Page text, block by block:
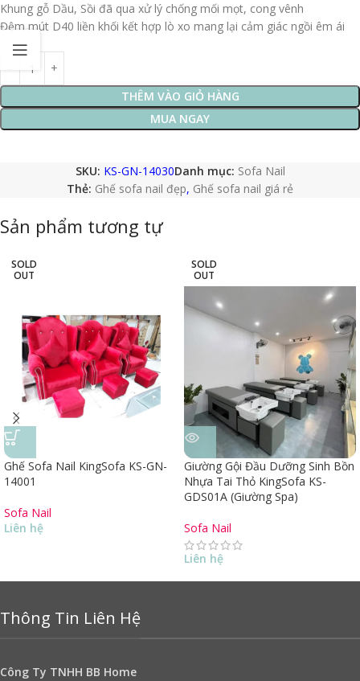
Khung gỗ Dầu, Sồi đã qua xử lý chống mối mọt, cong vênh
Đệm mút D40 liền khối kết hợp lò xo mang lại cảm giác ngồi êm ái
THÊM VÀO GIỎ HÀNG
MUA NGAY
SKU: KS-GN-14030Danh mục: Sofa Nail
Thẻ: Ghế sofa nail đẹp, Ghế sofa nail giá rẻ
Sản phẩm tương tự
SOLD
OUT
Ghế Sofa Nail KingSofa KS-GN-
14001
Sofa Nail
Liên hệ
SOLD
OUT
Giường Gội Đầu Dưỡng Sinh Bồn
Nhựa Tai Thỏ KingSofa KS-
GDS01A (Giường Spa)
Sofa Nail
Liên hệ
Thông Tin Liên Hệ
Công Ty TNHH BB Home